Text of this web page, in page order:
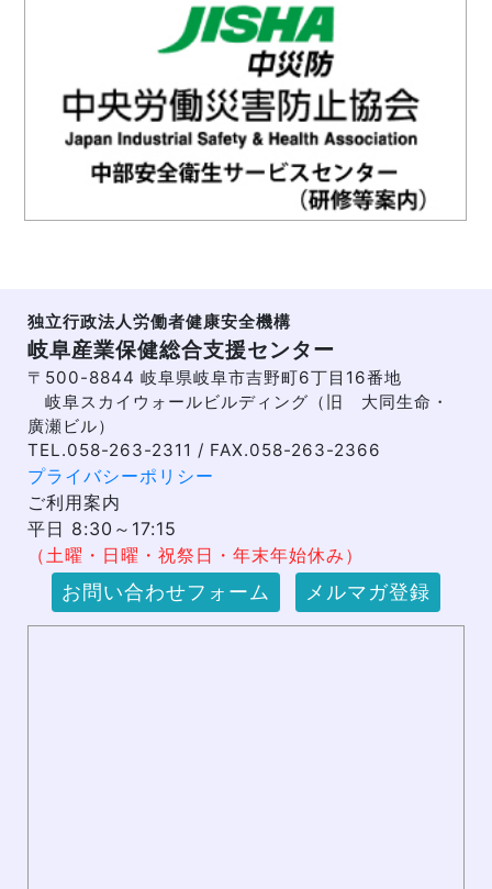
独立行政法人労働者健康安全機構
岐阜産業保健総合支援センター
〒500-8844 岐阜県岐阜市吉野町6丁目16番地
岐阜スカイウォールビルディング（旧 大同生命・
廣瀬ビル）
TEL.058-263-2311 / FAX.058-263-2366
プライバシーポリシー
ご利用案内
平日 8:30～17:15
（土曜・日曜・祝祭日・年末年始休み）
お問い合わせフォーム メルマガ登録